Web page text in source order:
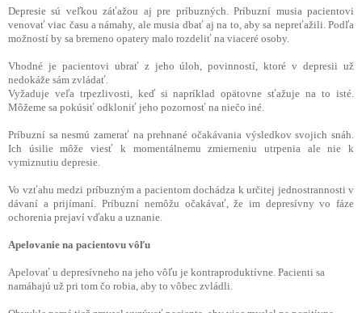
Depresie sú veľkou záťažou aj pre príbuzných. Príbuzní musia pacientovi
venovať viac času a námahy, ale musia dbať aj na to, aby sa nepreťažili. Podľa
možností by sa bremeno opatery malo rozdeliť na viaceré osoby.
Vhodné je pacientovi ubrať z jeho úloh, povinností, ktoré v depresii už
nedokáže sám zvládať.
Vyžaduje veľa trpezlivosti, keď si napríklad opätovne sťažuje na to isté.
Môžeme sa pokúsiť odkloniť jeho pozornosť na niečo iné.
Príbuzní sa nesmú zamerať na prehnané očakávania výsledkov svojich snáh.
Ich úsilie môže viesť k momentálnemu zmierneniu utrpenia ale nie k
vymiznutiu depresie.
Vo vzťahu medzi príbuzným a pacientom dochádza k určitej jednostrannosti v
dávaní a prijímaní. Príbuzní nemôžu očakávať, že im depresívny vo fáze
ochorenia prejaví vďaku a uznanie.
Apelovanie na pacientovu vôľu
Apelovať u depresívneho na jeho vôľu je kontraproduktívne. Pacienti sa
namáhajú už pri tom čo robia, aby to vôbec zvládli.